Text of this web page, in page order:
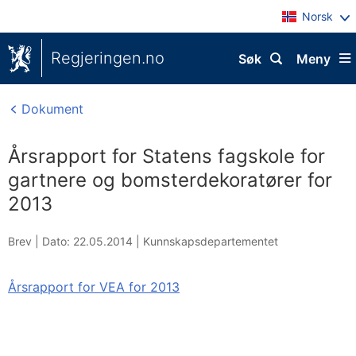
Norsk
Regjeringen.no Meny
Søk
Dokument
Årsrapport for Statens fagskole for
gartnere og bomsterdekoratører for
2013
Brev | Dato: 22.05.2014 Kunnskapsdepartementet
Årsrapport for VEA for 2013